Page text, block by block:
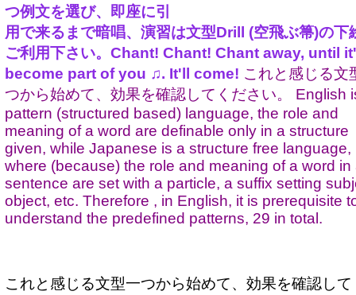
つ例文を選び、即座に引
用で来るまで暗唱、演習は文型Drill (空飛ぶ箒)の下
ご利用下さい。Chant! Chant! Chant away, until
become part of you ♫. It'll come! これと感じる文
つから始めて、効果を確認してください。 English
pattern (structured based) language, the role and
meaning of a word are definable only in a structure
given, while Japanese is a structure free language,
where (because) the role and meaning of a word in
sentence are set with a particle, a suffix setting
object, etc. Therefore , in English, it is prerequisite
understand the predefined patterns, 29 in total.
これと感じる文型一つから始めて、効果を確認して